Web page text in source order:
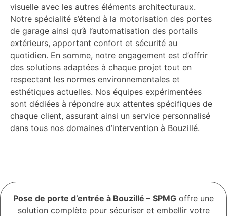
visuelle avec les autres éléments architecturaux.
Notre spécialité s’étend à la motorisation des portes
de garage ainsi qu’à l’automatisation des portails
extérieurs, apportant confort et sécurité au
quotidien. En somme, notre engagement est d’offrir
des solutions adaptées à chaque projet tout en
respectant les normes environnementales et
esthétiques actuelles. Nos équipes expérimentées
sont dédiées à répondre aux attentes spécifiques de
chaque client, assurant ainsi un service personnalisé
dans tous nos domaines d’intervention à Bouzillé.
Pose de porte d’entrée à Bouzillé – SPMG offre une
solution complète pour sécuriser et embellir votre